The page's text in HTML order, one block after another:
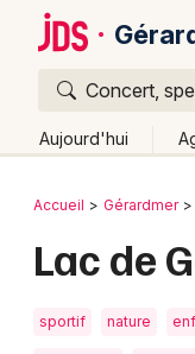
Concert,
Aujourd'hui
Publier un
Bordeaux
Retour
Accueil Gérardmer
Lac de
sportif nature
Quoi ?
Où ?
Partout
Près de
Quand ?